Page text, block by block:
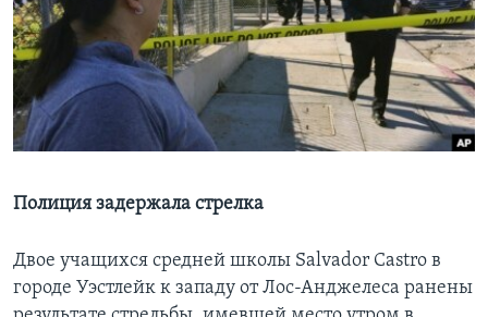
Learning English
СОЦИАЛЬНЫЕ СЕТИ
Языки
Полиция задержала стрелка
Двое учащихся средней школы Salvador Castro в
городе Уэстлейк к западу от Лос-Анджелеса ранены